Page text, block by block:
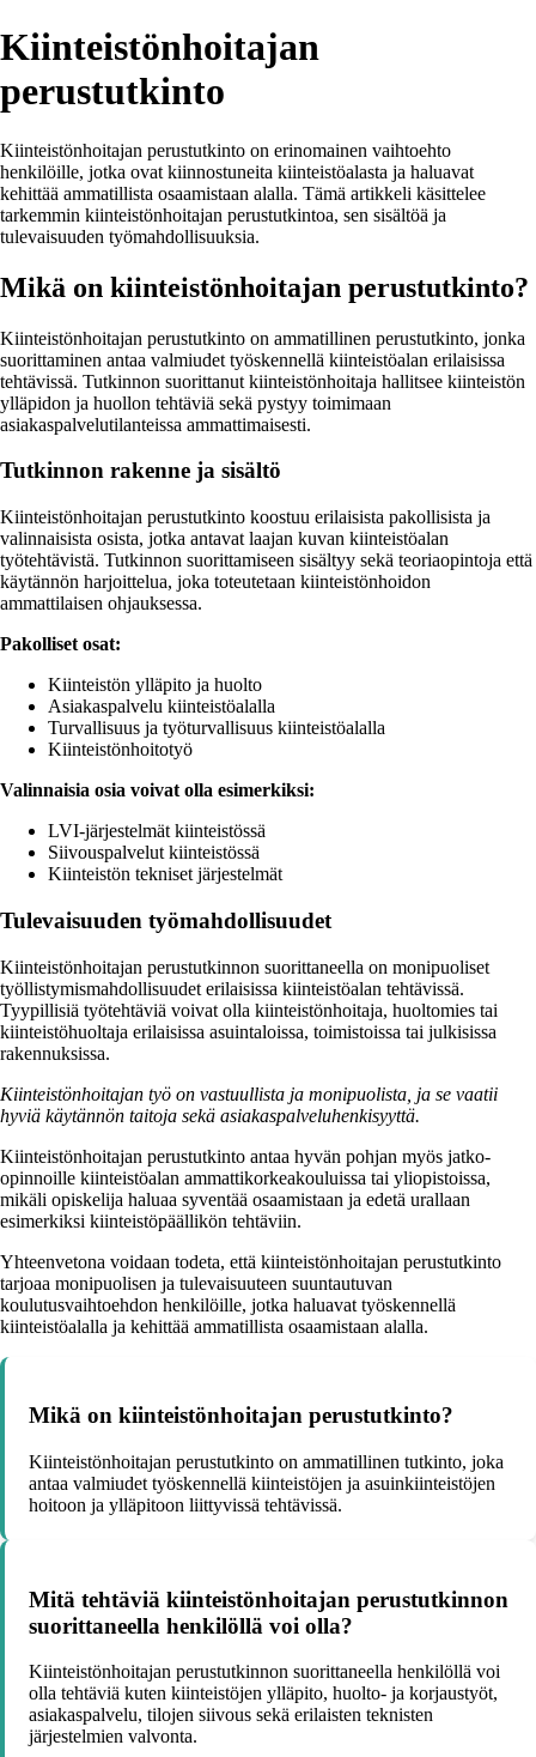
Kiinteistönhoitajan
perustutkinto
Kiinteistönhoitajan perustutkinto on erinomainen vaihtoehto
henkilöille, jotka ovat kiinnostuneita kiinteistöalasta ja haluavat
kehittää ammatillista osaamistaan alalla. Tämä artikkeli käsittelee
tarkemmin kiinteistönhoitajan perustutkintoa, sen sisältöä ja
tulevaisuuden työmahdollisuuksia.
Mikä on kiinteistönhoitajan perustutkinto?
Kiinteistönhoitajan perustutkinto on ammatillinen perustutkinto, jonka
suorittaminen antaa valmiudet työskennellä kiinteistöalan erilaisissa
tehtävissä. Tutkinnon suorittanut kiinteistönhoitaja hallitsee kiinteistön
ylläpidon ja huollon tehtäviä sekä pystyy toimimaan
asiakaspalvelutilanteissa ammattimaisesti.
Tutkinnon rakenne ja sisältö
Kiinteistönhoitajan perustutkinto koostuu erilaisista pakollisista ja
valinnaisista osista, jotka antavat laajan kuvan kiinteistöalan
työtehtävistä. Tutkinnon suorittamiseen sisältyy sekä teoriaopintoja että
käytännön harjoittelua, joka toteutetaan kiinteistönhoidon
ammattilaisen ohjauksessa.
Pakolliset osat:
Kiinteistön ylläpito ja huolto
Asiakaspalvelu kiinteistöalalla
Turvallisuus ja työturvallisuus kiinteistöalalla
Kiinteistönhoitotyö
Valinnaisia osia voivat olla esimerkiksi:
LVI-järjestelmät kiinteistössä
Siivouspalvelut kiinteistössä
Kiinteistön tekniset järjestelmät
Tulevaisuuden työmahdollisuudet
Kiinteistönhoitajan perustutkinnon suorittaneella on monipuoliset
työllistymismahdollisuudet erilaisissa kiinteistöalan tehtävissä.
Tyypillisiä työtehtäviä voivat olla kiinteistönhoitaja, huoltomies tai
kiinteistöhuoltaja erilaisissa asuintaloissa, toimistoissa tai julkisissa
rakennuksissa.
Kiinteistönhoitajan työ on vastuullista ja monipuolista, ja se vaatii
hyviä käytännön taitoja sekä asiakaspalveluhenkisyyttä.
Kiinteistönhoitajan perustutkinto antaa hyvän pohjan myös jatko-
opinnoille kiinteistöalan ammattikorkeakouluissa tai yliopistoissa,
mikäli opiskelija haluaa syventää osaamistaan ja edetä urallaan
esimerkiksi kiinteistöpäällikön tehtäviin.
Yhteenvetona voidaan todeta, että kiinteistönhoitajan perustutkinto
tarjoaa monipuolisen ja tulevaisuuteen suuntautuvan
koulutusvaihtoehdon henkilöille, jotka haluavat työskennellä
kiinteistöalalla ja kehittää ammatillista osaamistaan alalla.
Mikä on kiinteistönhoitajan perustutkinto?
Kiinteistönhoitajan perustutkinto on ammatillinen tutkinto, joka
antaa valmiudet työskennellä kiinteistöjen ja asuinkiinteistöjen
hoitoon ja ylläpitoon liittyvissä tehtävissä.
Mitä tehtäviä kiinteistönhoitajan perustutkinnon
suorittaneella henkilöllä voi olla?
Kiinteistönhoitajan perustutkinnon suorittaneella henkilöllä voi
olla tehtäviä kuten kiinteistöjen ylläpito, huolto- ja korjaustyöt,
asiakaspalvelu, tilojen siivous sekä erilaisten teknisten
järjestelmien valvonta.